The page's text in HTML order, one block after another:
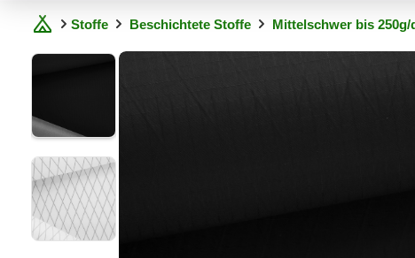
Stoffe Beschichtete Stoffe Mittelschwer bis 250g/